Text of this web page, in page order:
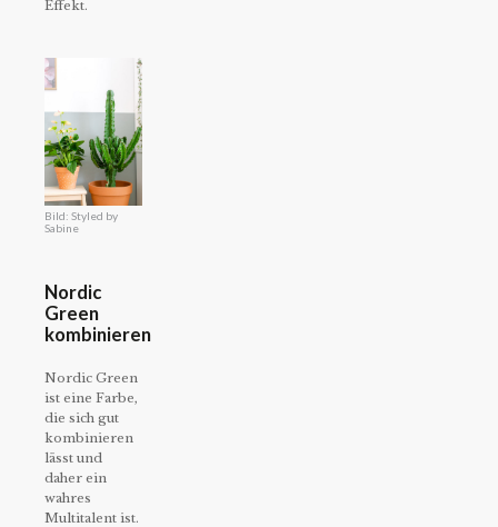
Effekt.
Bild: Styled by
Sabine
Nordic
Green
kombinieren
Nordic Green
ist eine Farbe,
die sich gut
kombinieren
lässt und
daher ein
wahres
Multitalent ist.